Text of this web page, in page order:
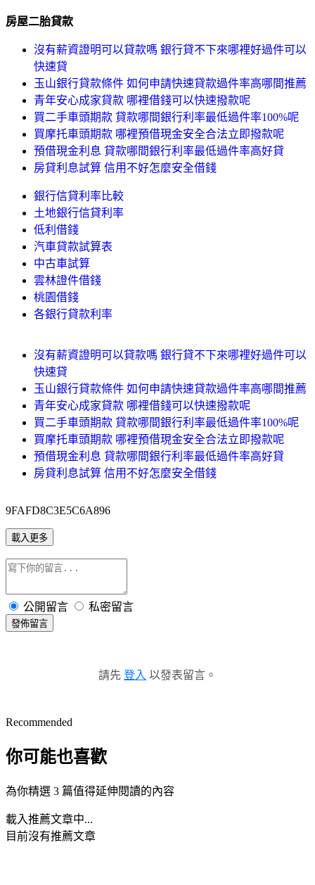
房屋二胎貸款
沒有薪資證明可以貸款嗎 銀行貸不下來哪裡好過件可以
快速貸
玉山銀行貸款條件 如何申請快速貸款過件率高哪間推薦
青年安心成家貸款 哪裡借錢可以快速撥款呢
買二手車頭期款 貸款哪間銀行利率最低過件率100%呢
買摩托車頭期款 哪裡預借現金安全合法立即撥款呢
預借現金利息 貸款哪間銀行利率最低過件率高好貸
房貸利息試算 信用不好怎麼安全借錢
銀行信貸利率比較
土地銀行信貸利率
低利借錢
汽車貸款試算表
中古車試算
雲林證件借錢
桃園借錢
各銀行貸款利率
沒有薪資證明可以貸款嗎 銀行貸不下來哪裡好過件可以
快速貸
玉山銀行貸款條件 如何申請快速貸款過件率高哪間推薦
青年安心成家貸款 哪裡借錢可以快速撥款呢
買二手車頭期款 貸款哪間銀行利率最低過件率100%呢
買摩托車頭期款 哪裡預借現金安全合法立即撥款呢
預借現金利息 貸款哪間銀行利率最低過件率高好貸
房貸利息試算 信用不好怎麼安全借錢
9FAFD8C3E5C6A896
載入更多
公開留言 私密留言
發佈留言
請先 登入 以發表留言。
Recommended
你可能也喜歡
為你精選 3 篇值得延伸閱讀的內容
載入推薦文章中...
目前沒有推薦文章